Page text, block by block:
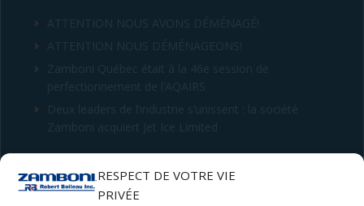
RESPECT DE VOTRE VIE
PRIVÉE
CONTACT
Robert Boileau inc.